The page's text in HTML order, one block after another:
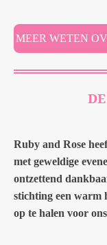
MEER WETEN
Ruby and Rose
met geweldige
ontzettend
stichting een warm
op te halen voor